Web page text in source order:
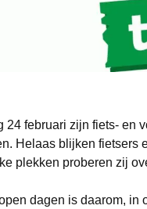
24 februari zijn fiets- en
Helaas blijken fietsers
plekken proberen zij
dagen is daarom, in